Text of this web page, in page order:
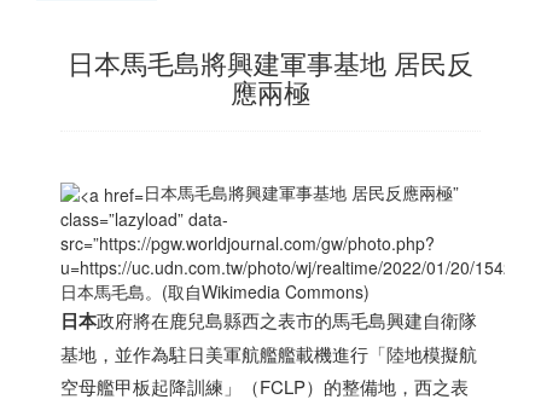
日本馬毛島將興建軍事基地 居民反
應兩極
日本馬毛島將興建軍事基地 居民反應兩極”
class=”lazyload” data-
src=”https://pgw.worldjournal.com/gw/photo.php?
u=https://uc.udn.com.tw/photo/wj/realtime/2022/01/20/
日本馬毛島。(取自Wikimedia Commons)
日本政府將在鹿兒島縣西之表市的馬毛島興建自衛隊
基地，並作為駐日美軍航艦艦載機進行「陸地模擬航
空母艦甲板起降訓練」（FCLP）的整備地，西之表